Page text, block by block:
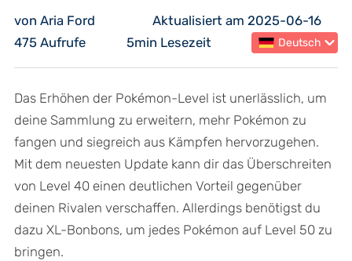
von Aria Ford
Aktualisiert am 2025-06-16
475 Aufrufe
5min Lesezeit Deutsch
Das Erhöhen der Pokémon-Level ist unerlässlich, um
deine Sammlung zu erweitern, mehr Pokémon zu
fangen und siegreich aus Kämpfen hervorzugehen.
Mit dem neuesten Update kann dir das Überschreiten
von Level 40 einen deutlichen Vorteil gegenüber
deinen Rivalen verschaffen. Allerdings benötigst du
dazu XL-Bonbons, um jedes Pokémon auf Level 50 zu
bringen.